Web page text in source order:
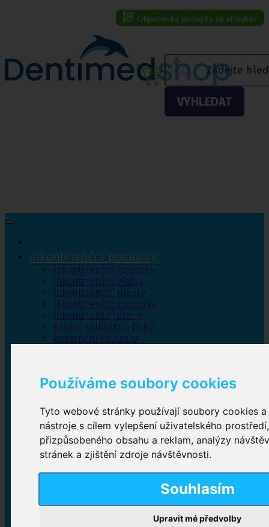
Používáme soubory cookies
Tyto webové stránky používají soubory cookies
nástroje s cílem vylepšení uživatelského
přizpůsobeného obsahu a reklam, analýzy
stránek a zjištění zdroje návštěvnosti.
Souhlasím
Upravit mé předvolby
Objednávka pomůcky na ePoukaz
VYHLEDAT
Inkontinenční pomůcky
Inkontinenční kalhotky
Inkontinenční vložky
Inkontinenční plavky
Inkontinenční podložky
Inkontinenční pleny
Fixační kalhotky a body
Absorpční kalhotky
Inkontinenční kalhotky
Plenkové kalhotky navlékací,Plenkové kalhotky
zalepovací,Inkontinenční kalhotky dámské
Inkontinenční vložky